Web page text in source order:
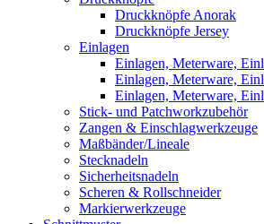
Druckknöpfe Anorak
Druckknöpfe Jersey
Einlagen
Einlagen, Meterware,
Einlagen, Meterware,
Einlagen, Meterware,
Stick- und Patchworkzubehör
Zangen & Einschlagwerkzeuge
Maßbänder/Lineale
Stecknadeln
Sicherheitsnadeln
Scheren & Rollschneider
Markierwerkzeuge